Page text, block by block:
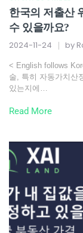
한국의 저출산
수 있을까요?
2024-11-24 by
< English follows
술, 특히 자동가치산
있는지에…
Read More